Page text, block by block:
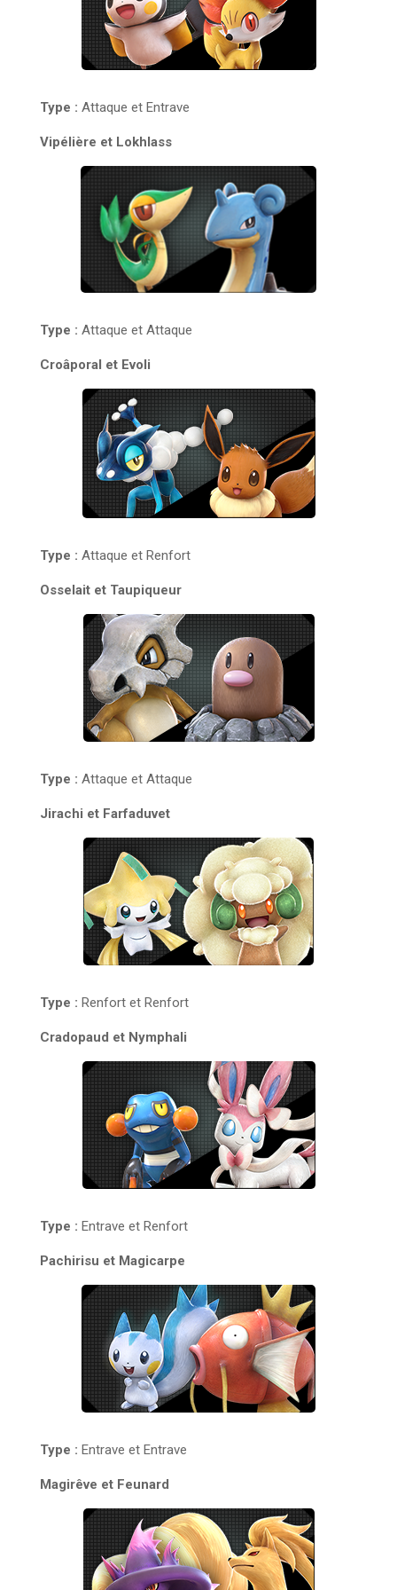
Type : Attaque et Entrave
Vipélière et Lokhlass
Type : Attaque et Attaque
Croâporal et Evoli
Type : Attaque et Renfort
Osselait et Taupiqueur
Type : Attaque et Attaque
Jirachi et Farfaduvet
Type : Renfort et Renfort
Cradopaud et Nymphali
Type : Entrave et Renfort
Pachirisu et Magicarpe
Type : Entrave et Entrave
Magirêve et Feunard